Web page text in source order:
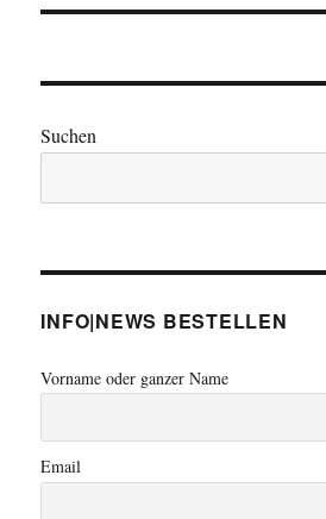
Suchen
INFO|NEWS BESTELLEN
Vorname oder ganzer Name
Email